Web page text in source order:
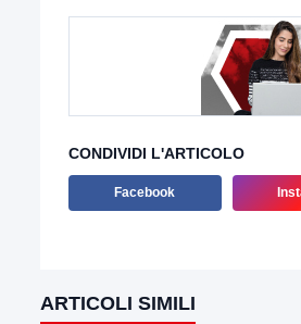
CONDIVIDI L'ARTICOLO
Facebook
ARTICOLI SIMILI